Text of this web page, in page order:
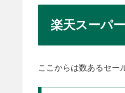
楽天スーパ
ここからは数あるセー